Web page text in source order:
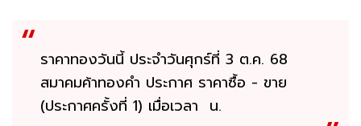
ราคาทองวันนี้ ประจำวันศุกร์ที่ 3 ต.ค. 68
สมาคมค้าทองคำ ประกาศ ราคาซื้อ - ขาย
(ประกาศครั้งที่ 1) เมื่อเวลา น.